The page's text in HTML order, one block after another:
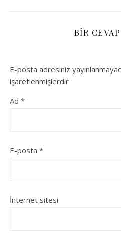
BIR
E-posta adresiniz
işaretlenmişlerdir
Ad *
E-posta *
İnternet sitesi